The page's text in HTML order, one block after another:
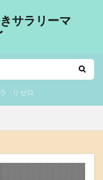
サラリーマ
リゼロ